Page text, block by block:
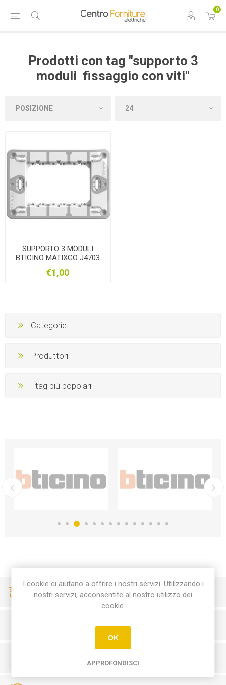
0
Prodotti con tag "supporto 3
moduli fissaggio con viti"
SUPPORTO 3 MODULI
BTICINO MATIXGO J4703
€1,00
Categorie
Produttori
I tag più popolari
CONSEGNE VELOCI
PAGAMENTI SICURI
I cookie ci aiutano a offrire i nostri servizi. Utilizzando i
nostri servizi, acconsentite al nostro utilizzo dei
cookie.
OK
APPROFONDISCI